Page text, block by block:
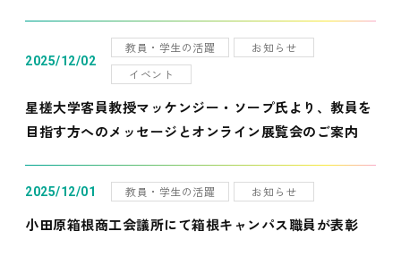
2025/12/02
教員・学生の活躍
お知らせ
イベント
星槎大学客員教授マッケンジー・ソープ氏より、教員を
目指す方へのメッセージとオンライン展覧会のご案内
2025/12/01 教員・学生の活躍 お知らせ
小田原箱根商工会議所にて箱根キャンパス職員が表彰